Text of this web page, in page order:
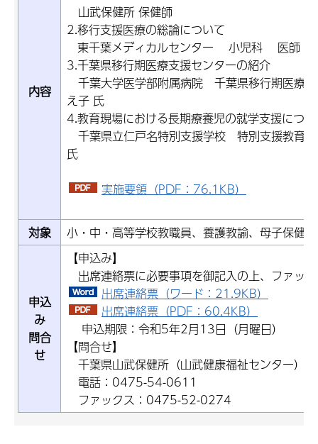
内容
山武保健所 保健師
2.移行支援医療の総論について
東千葉メディカルセンター 小児科 医師
3.千葉県移行期医療支援センターの紹介
千葉大学医学部附属病院 千葉県移行期医
え子 氏
4.教育現場における長期療養児の就学支援につ
千葉県立仁戸名特別支援学校 特別支援教育
氏
実施要領（PDF：76.1KB）
対象 小・中・高等学校教職員、養護教諭、母子保健
申込
み
問合
せ
【申込み】
出席連絡票に必要事項を御記入の上、ファッ
出席連絡票（ワード：21.9KB）
出席連絡票（PDF：60.4KB）
申込期限：令和5年2月13日（月曜日）
【問合せ】
千葉県山武保健所（山武健康福祉センター）
電話：0475-54-0611
ファックス：0475-52-0274